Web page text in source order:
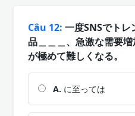
Câu 12: 一度SNSでト
品＿＿＿、急激な需要
が極めて難しくなる。
A. に至っては